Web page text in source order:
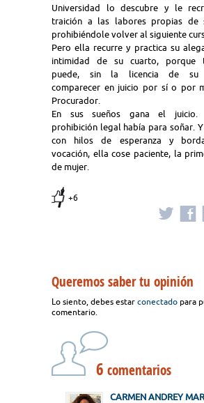
Universidad lo descubre y le
traición a las labores propias de
prohibiéndole volver al siguiente
Pero ella recurre y practica su
intimidad de su cuarto, porque
puede, sin la licencia de su
comparecer en juicio por sí o por
Procurador.
En sus sueños gana el juicio.
prohibición legal había para soñar. Y
con hilos de esperanza y
vocación, ella cose paciente, la
de mujer.
+6
Queremos saber tu opinión
Lo siento, debes estar conectado para
comentario.
6 comentarios
CARMEN ANDREY